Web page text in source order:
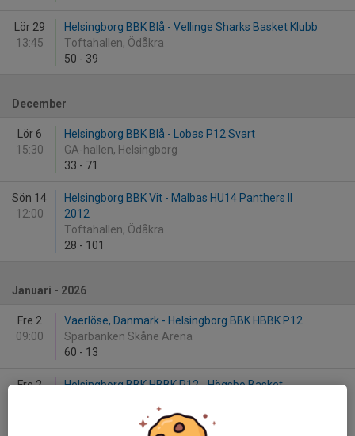
Lör 29
13:45
Helsingborg BBK Blå - Vellinge Sharks Basket Klubb
Toftahallen, Ödåkra
50 - 39
December
Lör 6
15:30
Helsingborg BBK Blå - Lobas P12 Svart
GA-hallen, Helsingborg
33 - 71
Sön 14
12:00
Helsingborg BBK Vit - Malbas HU14 Panthers II
2012
Toftahallen, Ödåkra
28 - 101
Januari - 2026
Fre 2
09:00
Vaerlöse, Danmark - Helsingborg BBK HBBK P12
Sparbanken Skåne Arena
60 - 13
Fre 2
Helsingborg BBK HBBK P12 - Högsbo Basket